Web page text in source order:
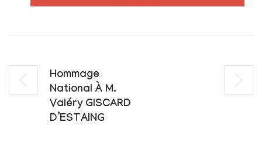
Hommage
National À M.
Valéry GISCARD
D’ESTAING